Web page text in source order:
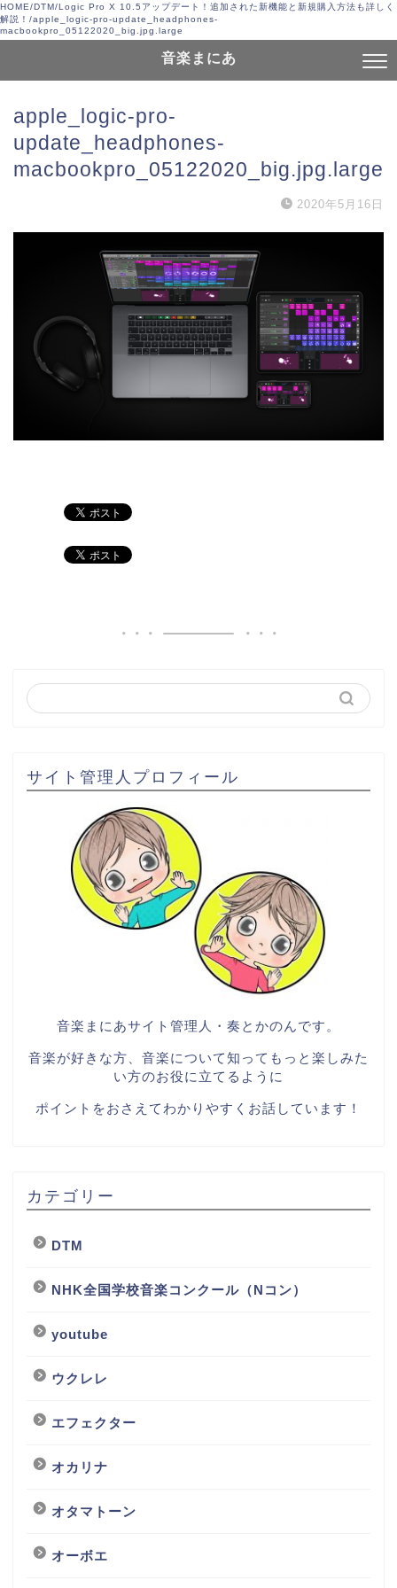
HOME/DTM/Logic Pro X 10.5アップデート！追加された新機能と新規購入方法も詳しく
解説！ /apple_logic-pro-update_headphones-
macbookpro_05122020_big.jpg.large
音楽まにあ
apple_logic-pro-
update_headphones-
macbookpro_05122020_big.jpg.large
2020年5月16日
サイト管理人プロフィール
音楽まにあサイト管理人・奏とかのんです。
音楽が好きな方、音楽について知ってもっと楽しみた
い方のお役に立てるように
ポイントをおさえてわかりやすくお話しています！
カテゴリー
DTM
NHK全国学校音楽コンクール（Nコン）
youtube
ウクレレ
エフェクター
オカリナ
オタマトーン
オーボエ